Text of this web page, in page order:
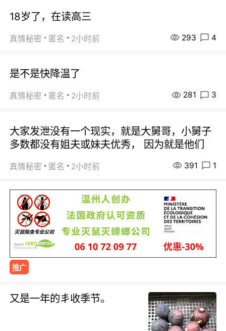
18岁了，在读高三
真情秘密 匿名 2小时前 293 4
是不是快降温了
真情秘密 匿名 2小时前 281 3
大家发泄没有一个现实，就是大舅哥，小舅子
多数都没有姐夫或妹夫优秀， 因为就是他们
真情秘密 匿名 2小时前 391 1
推广
又是一年的丯收季节。